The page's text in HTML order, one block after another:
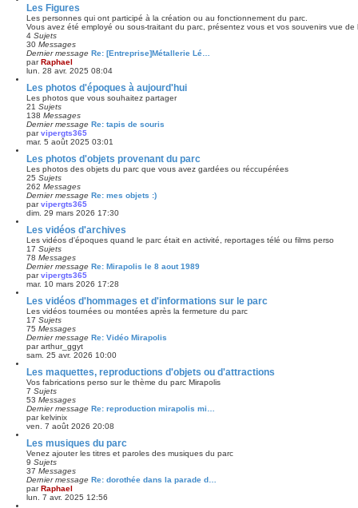
Les Figures
Les personnes qui ont participé à la création ou au fonctionnement du parc.
Vous avez été employé ou sous-traitant du parc, présentez vous et vos souvenirs vue de
4 Sujets
30 Messages
Dernier message Re: [Entreprise]Métallerie Lé…
parRaphael
lun. 28 avr. 2025 08:04
Les photos d'époques à aujourd'hui
Les photos que vous souhaitez partager
21 Sujets
138 Messages
Dernier message Re: tapis de souris
parvipergts365
mar. 5 août 2025 03:01
Les photos d'objets provenant du parc
Les photos des objets du parc que vous avez gardées ou réccupérées
25 Sujets
262 Messages
Dernier message Re: mes objets :)
parvipergts365
dim. 29 mars 2026 17:30
Les vidéos d'archives
Les vidéos d'époques quand le parc était en activité, reportages télé ou films perso
17 Sujets
78 Messages
Dernier message Re: Mirapolis le 8 aout 1989
parvipergts365
mar. 10 mars 2026 17:28
Les vidéos d'hommages et d'informations sur le parc
Les vidéos tournées ou montées après la fermeture du parc
17 Sujets
75 Messages
Dernier message Re: Vidéo Mirapolis
pararthur_ggyt
sam. 25 avr. 2026 10:00
Les maquettes, reproductions d'objets ou d'attractions
Vos fabrications perso sur le thème du parc Mirapolis
7 Sujets
53 Messages
Dernier message Re: reproduction mirapolis mi…
parkelvinix
ven. 7 août 2026 20:08
Les musiques du parc
Venez ajouter les titres et paroles des musiques du parc
9 Sujets
37 Messages
Dernier message Re: dorothée dans la parade d…
parRaphael
lun. 7 avr. 2025 12:56